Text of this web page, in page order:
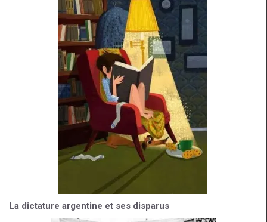
La dictature argentine et ses disparus